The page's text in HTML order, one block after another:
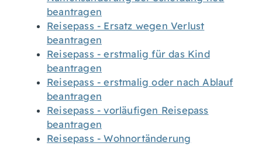
beantragen
Reisepass - Ersatz wegen Verlust
beantragen
Reisepass - erstmalig für das Kind
beantragen
Reisepass - erstmalig oder nach Ablauf
beantragen
Reisepass - vorläufigen Reisepass
beantragen
Reisepass - Wohnortänderung